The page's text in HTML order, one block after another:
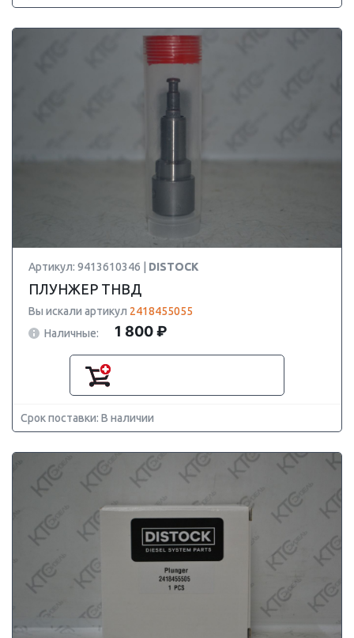
Артикул: 9413610346 | DISTOCK
ПЛУНЖЕР ТНВД
Вы искали артикул 2418455055
Наличные:
1 800 ₽
Срок поставки: В наличии